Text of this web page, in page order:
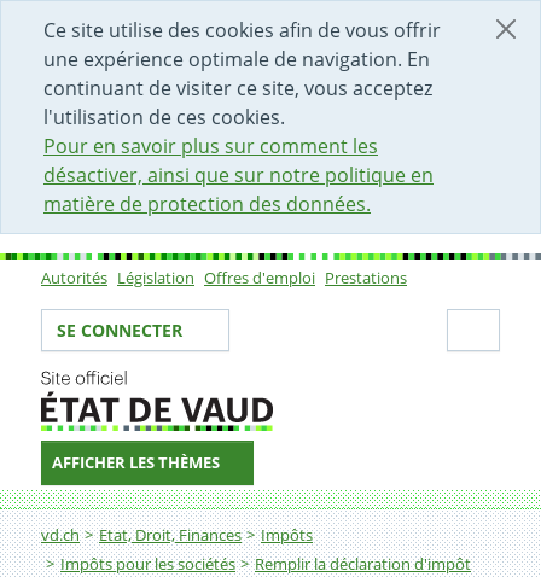
Ce site utilise des cookies afin de vous offrir
une expérience optimale de navigation. En
continuant de visiter ce site, vous acceptez
l'utilisation de ces cookies.
Pour en savoir plus sur comment les
désactiver, ainsi que sur notre politique en
matière de protection des données.
DÉBUT DU CONTENU DE LA PAGE
ACCÈS AU CHAMP DE RECHERCHE
PAGE D'ACCUEIL
FORMULAIRE DE CONTACT
Sous-navigation
Autorités Législation Offres d'emploi Prestations
Votre identité
SE CONNECTER
AFFICHER LES THÈMES
Fil d'Ariane
vd.ch Etat, Droit, Finances
Impôts
Impôts pour les sociétés
Remplir la déclaration d'impôt
Aide prestation société en nom collectif 2024